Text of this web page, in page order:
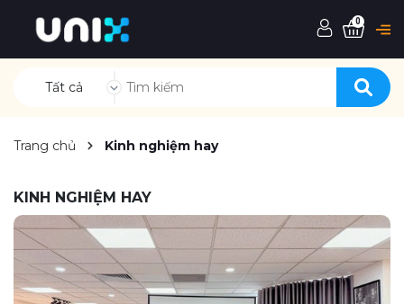
Tất cả
0
Trang chủ Kinh nghiệm hay
KINH NGHIỆM HAY